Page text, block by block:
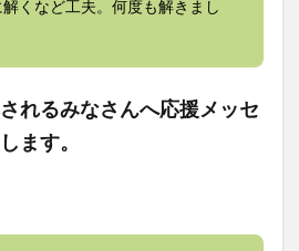
くなど工夫。何度も解きまし
れるみなさんへ応援メッセ
ます。